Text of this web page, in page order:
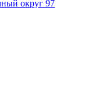
округ 97